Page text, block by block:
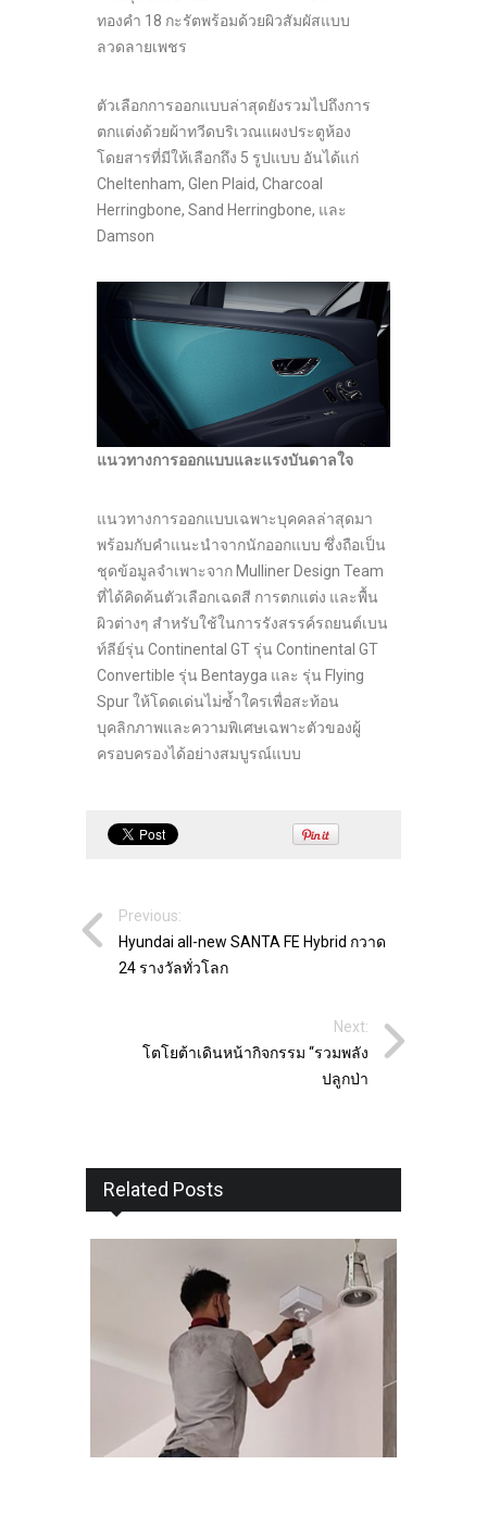
ทองคำ 18 กะรัตพร้อมด้วยผิวสัมผัสแบบ
ลวดลายเพชร
ตัวเลือกการออกแบบล่าสุดยังรวมไปถึงการ
ตกแต่งด้วยผ้าทวีดบริเวณแผงประตูห้อง
โดยสารที่มีให้เลือกถึง 5 รูปแบบ อันได้แก่
Cheltenham, Glen Plaid, Charcoal
Herringbone, Sand Herringbone, และ
Damson
แนวทางการออกแบบและแรงบันดาลใจ
แนวทางการออกแบบเฉพาะบุคคลล่าสุดมา
พร้อมกับคำแนะนำจากนักออกแบบ ซึ่งถือเป็น
ชุดข้อมูลจำเพาะจาก Mulliner Design Team
ที่ได้คิดค้นตัวเลือกเฉดสี การตกแต่ง และพื้น
ผิวต่างๆ สำหรับใช้ในการรังสรรค์รถยนต์เบน
ท์ลีย์รุ่น Continental GT รุ่น Continental GT
Convertible รุ่น Bentayga และ รุ่น Flying
Spur ให้โดดเด่นไม่ซ้ำใครเพื่อสะท้อน
บุคลิกภาพและความพิเศษเฉพาะตัวของผู้
ครอบครองได้อย่างสมบูรณ์แบบ
Previous:
Hyundai all-new SANTA FE Hybrid กวาด
24 รางวัลทั่วโลก
Next:
โตโยต้าเดินหน้ากิจกรรม “รวมพลัง
ปลูกป่า
Related Posts